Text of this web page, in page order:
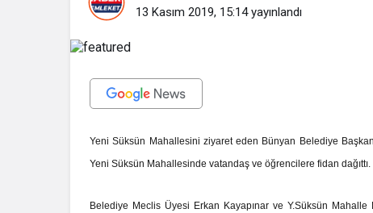
13 Kasım 2019, 15:14yayınlandı
Yeni Süksün Mahallesini ziyaret eden Bünyan Belediye
Yeni Süksün Mahallesinde vatandaş ve öğrencilere fidan dağıttı.
Belediye Meclis Üyesi Erkan Kayapınar ve Y.Süksün